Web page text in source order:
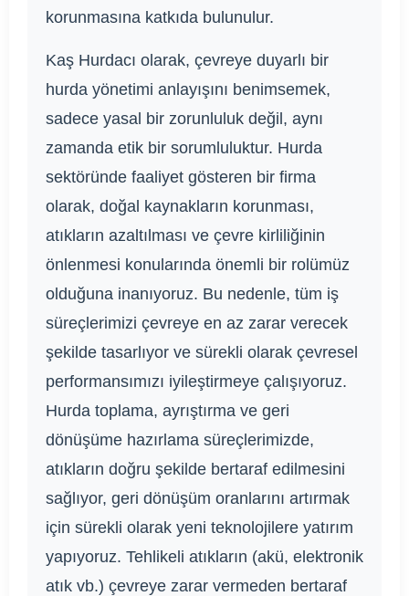
korunmasına katkıda bulunulur.
Kaş Hurdacı olarak, çevreye duyarlı bir
hurda yönetimi anlayışını benimsemek,
sadece yasal bir zorunluluk değil, aynı
zamanda etik bir sorumluluktur. Hurda
sektöründe faaliyet gösteren bir firma
olarak, doğal kaynakların korunması,
atıkların azaltılması ve çevre kirliliğinin
önlenmesi konularında önemli bir rolümüz
olduğuna inanıyoruz. Bu nedenle, tüm iş
süreçlerimizi çevreye en az zarar verecek
şekilde tasarlıyor ve sürekli olarak çevresel
performansımızı iyileştirmeye çalışıyoruz.
Hurda toplama, ayrıştırma ve geri
dönüşüme hazırlama süreçlerimizde,
atıkların doğru şekilde bertaraf edilmesini
sağlıyor, geri dönüşüm oranlarını artırmak
için sürekli olarak yeni teknolojilere yatırım
yapıyoruz. Tehlikeli atıkların (akü, elektronik
atık vb.) çevreye zarar vermeden bertaraf